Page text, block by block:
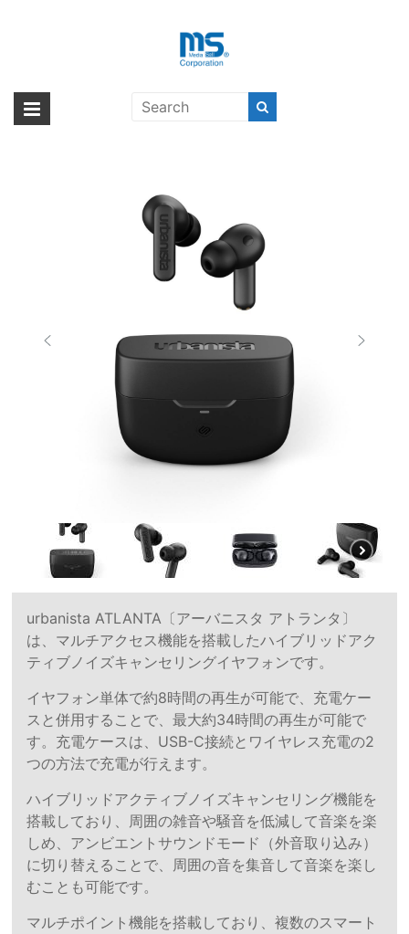
海外輸入ブランド商品｜株式会社
海外事業部が取り揃えている海外輸入商品には、日本では珍しい「海外ブ
ランド」をはじめ「ユニークな商品」「機能的な商品」「コストパフォー
タ アトランタ〕
urbanista ATLANTA〔アーバニスタ アトランタ〕
は、マルチアクセス機能を搭載したハイブリッドアク
ティブノイズキャンセリングイヤフォンです。
イヤフォン単体で約8時間の再生が可能で、充電ケー
スと併用することで、最大約34時間の再生が可能で
す。充電ケースは、USB-C接続とワイヤレス充電の2
つの方法で充電が行えます。
ハイブリッドアクティブノイズキャンセリング機能を
搭載しており、周囲の雑音や騒音を低減して音楽を楽
しめ、アンビエントサウンドモード（外音取り込み）
に切り替えることで、周囲の音を集音して音楽を楽し
むことも可能です。
マルチポイント機能を搭載しており、複数のスマート